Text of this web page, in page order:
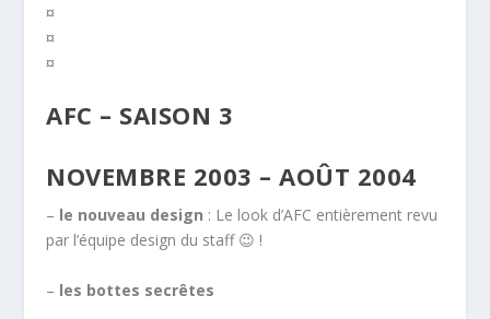
¤
¤
¤
AFC – SAISON 3
NOVEMBRE 2003 – AOÛT 2004
– le nouveau design : Le look d’AFC entièrement revu
par l’équipe design du staff 😉 !
– les bottes secrêtes